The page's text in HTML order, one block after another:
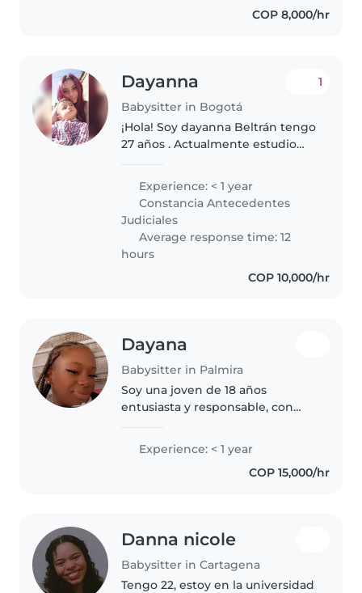
COP 8,000/hr
Dayanna
Babysitter in Bogotá
1
¡Hola! Soy dayanna Beltrán tengo
27 años . Actualmente estudio
los días sábados y trabajo en mi
emprediento de cuidado facial y
me apasiona el cuidado..
Experience: < 1 year
Constancia Antecedentes
Judiciales
Average response time: 12
hours
COP 10,000/hr
Dayana
Babysitter in Palmira
Soy una joven de 18 años
entusiasta y responsable, con
pequeños. Aunque no tengo
experiencia previa como niñera,
me encanta jugar, leer y hacer
Experience: < 1 year
COP 15,000/hr
Danna nicole
Babysitter in Cartagena
Tengo 22, estoy en la universidad